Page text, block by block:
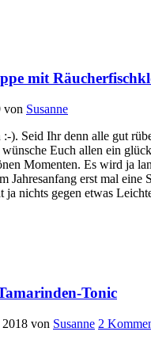
mit
von Susanne
). Seid Ihr denn alle gut
wünsche Euch allen ein
Momenten. Es wird ja
Jahresanfang erst mal eine
ja nichts gegen etwas
Tonic
von Susanne 2